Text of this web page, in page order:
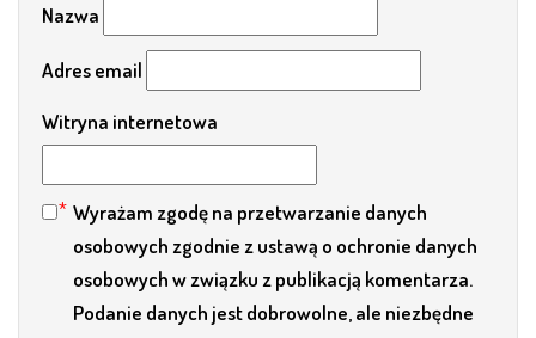
Nazwa
Adres email
Witryna internetowa
Wyrażam zgodę na przetwarzanie danych
osobowych zgodnie z ustawą o ochronie danych
osobowych w związku z publikacją komentarza.
Podanie danych jest dobrowolne, ale niezbędne